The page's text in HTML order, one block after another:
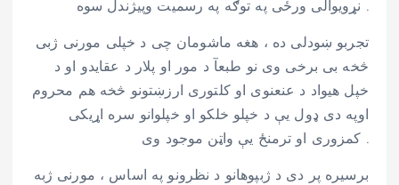
نړویوالی ورځی په توګه په رسمیت وپیژندل سوه .
تجربو ښودلی ده ، هغه ماشومان چی د خپلی مورنی ژبی
څخه بی برخی وی نو طبعآ د مور او پلار د عقایدو او د
خپل هیواد د عنعنوی او کلتوری ارزښتونو څخه هم محروم
اوپه دی ډول یې د خپلو خلکو او خپلوانو سره اړیکی
کمزوری او ترمنځ یې واټن موجود وی .
برسیره پر دی د ژبپوهانو د نظرونو په اساس ، مورنی ژبه